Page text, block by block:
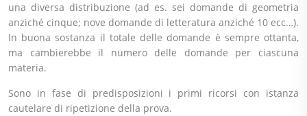
una diversa distribuzione (ad es. sei domande di geometria
anziché cinque; nove domande di letteratura anziché 10 ecc…).
In buona sostanza il totale delle domande è sempre ottanta,
ma cambierebbe il numero delle domande per ciascuna
materia.
Sono in fase di predisposizioni i primi ricorsi con istanza
cautelare di ripetizione della prova.